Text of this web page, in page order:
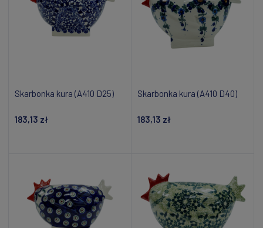
Skarbonka kura (A410 D25)
183,13 zł
Skarbonka kura (A410 D40)
183,13 zł